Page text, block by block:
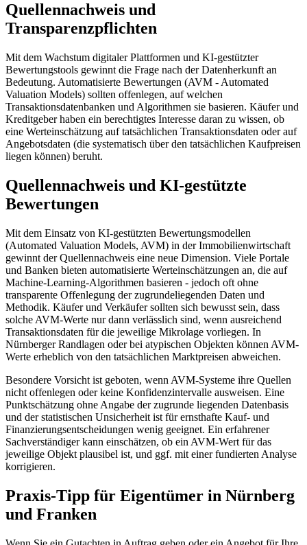
Quellennachweis und
Transparenzpflichten
Mit dem Wachstum digitaler Plattformen und KI-gestützter
Bewertungstools gewinnt die Frage nach der Datenherkunft an
Bedeutung. Automatisierte Bewertungen (AVM - Automated
Valuation Models) sollten offenlegen, auf welchen
Transaktionsdatenbanken und Algorithmen sie basieren. Käufer und
Kreditgeber haben ein berechtigtes Interesse daran zu wissen, ob
eine Werteinschätzung auf tatsächlichen Transaktionsdaten oder auf
Angebotsdaten (die systematisch über den tatsächlichen Kaufpreisen
liegen können) beruht.
Quellennachweis und KI-gestützte
Bewertungen
Mit dem Einsatz von KI-gestützten Bewertungsmodellen
(Automated Valuation Models, AVM) in der Immobilienwirtschaft
gewinnt der Quellennachweis eine neue Dimension. Viele Portale
und Banken bieten automatisierte Werteinschätzungen an, die auf
Machine-Learning-Algorithmen basieren - jedoch oft ohne
transparente Offenlegung der zugrundeliegenden Daten und
Methodik. Käufer und Verkäufer sollten sich bewusst sein, dass
solche AVM-Werte nur dann verlässlich sind, wenn ausreichend
Transaktionsdaten für die jeweilige Mikrolage vorliegen. In
Nürnberger Randlagen oder bei atypischen Objekten können AVM-
Werte erheblich von den tatsächlichen Marktpreisen abweichen.
Besondere Vorsicht ist geboten, wenn AVM-Systeme ihre Quellen
nicht offenlegen oder keine Konfidenzintervalle ausweisen. Eine
Punktschätzung ohne Angabe der zugrunde liegenden Datenbasis
und der statistischen Unsicherheit ist für ernsthafte Kauf- und
Finanzierungsentscheidungen wenig geeignet. Ein erfahrener
Sachverständiger kann einschätzen, ob ein AVM-Wert für das
jeweilige Objekt plausibel ist, und ggf. mit einer fundierten Analyse
korrigieren.
Praxis-Tipp für Eigentümer in Nürnberg
und Franken